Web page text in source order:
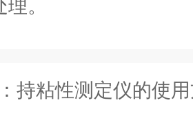
。
持粘性测定仪的使用方